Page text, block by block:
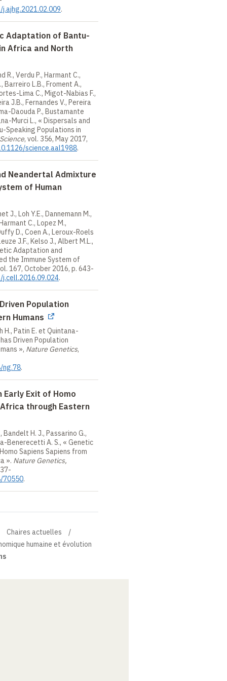
.
Adaptation of Bantu-
Africa and North
R., Verdu P., Harmant C.,
Barreiro L.B., Froment A.,
Lima C., Migot-Nabias F.,
J.B., Fernandes V., Pereira
Daouda P., Bustamante
Murci L., « Dispersals and
Speaking Populations in
Science, vol. 356, May 2017,
science.aal1988.
Neandertal Admixture
of Human
J., Loh Y.E., Dannemann M.,
C., Lopez M.,
D., Coen A., Leroux-Roels
J.F., Kelso J., Albert M.L.,
Adaptation and
the Immune System of
167, October 2016, p. 643-
.
Population
Humans
H., Patin E. et Quintana-
has Driven Population
», Nature Genetics,
ng.78.
Early Exit of Homo
through Eastern
Bandelt H. J., Passarino G.,
Benerecetti A. S., « Genetic
Homo Sapiens Sapiens from
». Nature Genetics,
70550.
Chaires actuelles
humaine et évolution